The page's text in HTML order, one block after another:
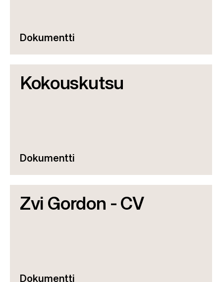
Dokumentti
Kokouskutsu
Dokumentti
Zvi Gordon - CV
Dokumentti